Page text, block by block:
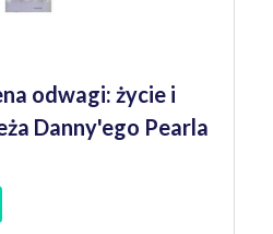
odwagi: życie i
Danny'ego Pearla